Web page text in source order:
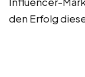
den Erfolg